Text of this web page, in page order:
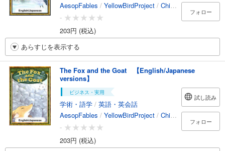
AesopFables / YellowBirdProject / Chihiro /YukiMori
-
203円 (税込)
フォロー
あらすじを表示する
The Fox and the Goat 【English/Japanese
versions】
ビジネス・実用
学術・語学 / 英語・英会話
AesopFables / YellowBirdProject / Chihiro /YukiMori
-
203円 (税込)
試し読み
フォロー